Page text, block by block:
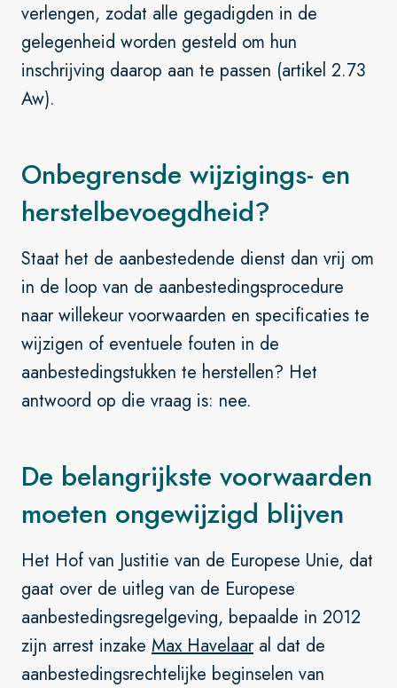
verlengen, zodat alle gegadigden in de
gelegenheid worden gesteld om hun
inschrijving daarop aan te passen (artikel 2.73
Aw).
Onbegrensde wijzigings- en
herstelbevoegdheid?
Staat het de aanbestedende dienst dan vrij om
in de loop van de aanbestedingsprocedure
naar willekeur voorwaarden en specificaties te
wijzigen of eventuele fouten in de
aanbestedingstukken te herstellen? Het
antwoord op die vraag is: nee.
De belangrijkste voorwaarden
moeten ongewijzigd blijven
Het Hof van Justitie van de Europese Unie, dat
gaat over de uitleg van de Europese
aanbestedingsregelgeving, bepaalde in 2012
zijn arrest inzake Max Havelaaral dat de
aanbestedingsrechtelijke beginselen van